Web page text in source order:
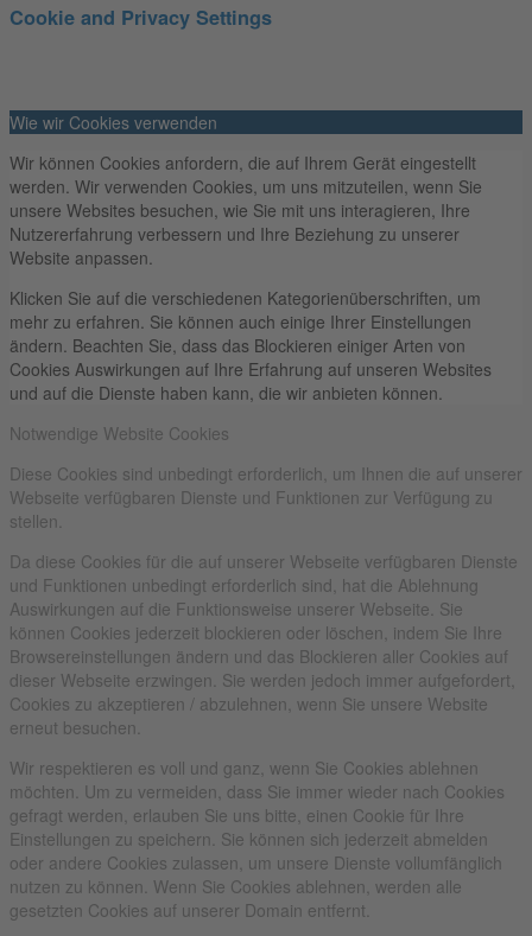
Cookie and Privacy Settings
Wie wir Cookies verwenden
Wir können Cookies anfordern, die auf Ihrem Gerät eingestellt
werden. Wir verwenden Cookies, um uns mitzuteilen, wenn Sie
unsere Websites besuchen, wie Sie mit uns interagieren, Ihre
Nutzererfahrung verbessern und Ihre Beziehung zu unserer
Website anpassen.
Klicken Sie auf die verschiedenen Kategorienüberschriften, um
mehr zu erfahren. Sie können auch einige Ihrer Einstellungen
ändern. Beachten Sie, dass das Blockieren einiger Arten von
Cookies Auswirkungen auf Ihre Erfahrung auf unseren Websites
und auf die Dienste haben kann, die wir anbieten können.
Notwendige Website Cookies
Diese Cookies sind unbedingt erforderlich, um Ihnen die auf unserer
Webseite verfügbaren Dienste und Funktionen zur Verfügung zu
stellen.
Da diese Cookies für die auf unserer Webseite verfügbaren Dienste
und Funktionen unbedingt erforderlich sind, hat die Ablehnung
Auswirkungen auf die Funktionsweise unserer Webseite. Sie
können Cookies jederzeit blockieren oder löschen, indem Sie Ihre
Browsereinstellungen ändern und das Blockieren aller Cookies auf
dieser Webseite erzwingen. Sie werden jedoch immer aufgefordert,
Cookies zu akzeptieren / abzulehnen, wenn Sie unsere Website
erneut besuchen.
Wir respektieren es voll und ganz, wenn Sie Cookies ablehnen
möchten. Um zu vermeiden, dass Sie immer wieder nach Cookies
gefragt werden, erlauben Sie uns bitte, einen Cookie für Ihre
Einstellungen zu speichern. Sie können sich jederzeit abmelden
oder andere Cookies zulassen, um unsere Dienste vollumfänglich
nutzen zu können. Wenn Sie Cookies ablehnen, werden alle
gesetzten Cookies auf unserer Domain entfernt.